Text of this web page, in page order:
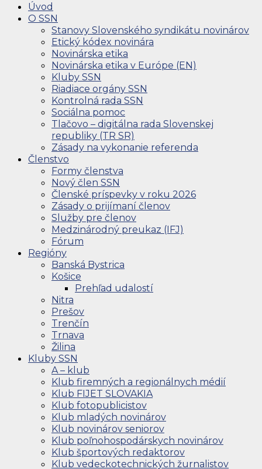
Úvod
O SSN
Stanovy Slovenského syndikátu novinárov
Etický kódex novinára
Novinárska etika
Novinárska etika v Európe (EN)
Kluby SSN
Riadiace orgány SSN
Kontrolná rada SSN
Sociálna pomoc
Tlačovo – digitálna rada Slovenskej
republiky (TR SR)
Zásady na vykonanie referenda
Členstvo
Formy členstva
Nový člen SSN
Členské príspevky v roku 2026
Zásady o prijímaní členov
Služby pre členov
Medzinárodný preukaz (IFJ)
Fórum
Regióny
Banská Bystrica
Košice
Prehľad udalostí
Nitra
Prešov
Trenčín
Trnava
Žilina
Kluby SSN
A – klub
Klub firemných a regionálnych médií
Klub FIJET SLOVAKIA
Klub fotopublicistov
Klub mladých novinárov
Klub novinárov seniorov
Klub poľnohospodárskych novinárov
Klub športových redaktorov
Klub vedeckotechnických žurnalistov